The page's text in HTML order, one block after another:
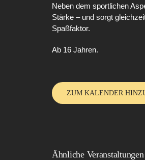
Neben dem sportlichen
Stärke – und sorgt
Spaßfaktor.
Ab 16 Jahren.
ZUM KALENDER
Ähnliche Veranstaltungen